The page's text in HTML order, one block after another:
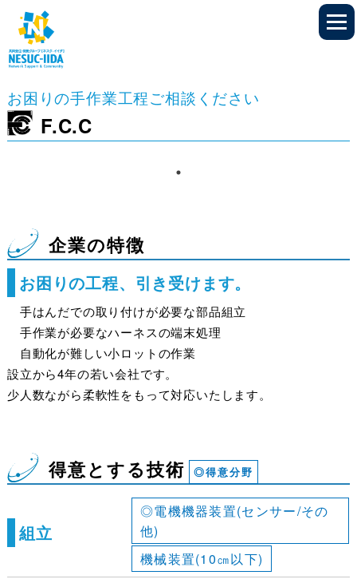
お困りの手作業工程ご相談ください
F.C.C
企業の特徴
お困りの工程、引き受けます。
手はんだでの取り付けが必要な部品組立
手作業が必要なハーネスの端末処理
自動化が難しい小ロットの作業
設立から4年の若い会社です。
少人数ながら柔軟性をもって対応いたします。
得意とする技術 ◎得意分野
組立
◎電機機器装置(センサー/その
他)
機械装置(10㎝以下)